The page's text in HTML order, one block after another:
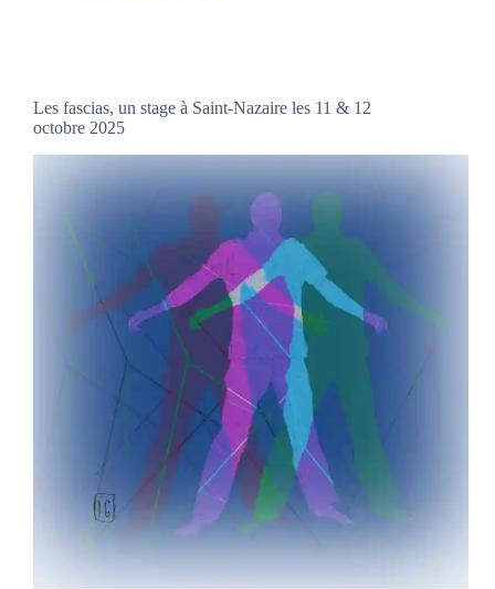
Les fascias, un stage à Saint-Nazaire les 11 & 12
octobre 2025